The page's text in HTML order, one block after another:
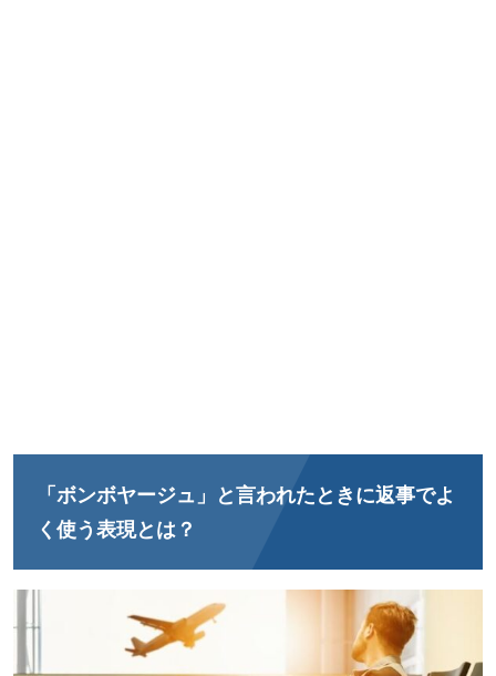
「ボンボヤージュ」と言われたときに返事でよ
く使う表現とは？